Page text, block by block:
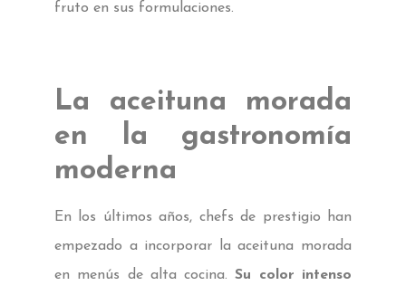
fruto en sus formulaciones.
La aceituna morada
en la gastronomía
moderna
En los últimos años, chefs de prestigio han
empezado a incorporar la aceituna morada
en menús de alta cocina.Su color intenso